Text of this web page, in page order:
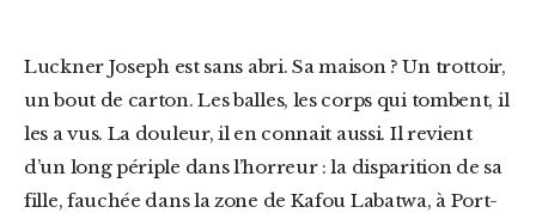
Luckner Joseph est sans abri. Sa maison ? Un trottoir,
un bout de carton. Les balles, les corps qui tombent, il
les a vus. La douleur, il en connait aussi. Il revient
d’un long périple dans l’horreur : la disparition de sa
fille, fauchée dans la zone de Kafou Labatwa, à Port-